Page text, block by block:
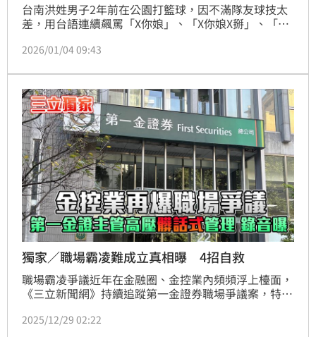
台南洪姓男子2年前在公園打籃球，因不滿隊友球技太
差，用台語連續飆罵「X你娘」、「X你娘X掰」、「你
訴，不過法官認為，雖言論本身有輕蔑、不屑之意，也
名譽人格，旁人也未必認同，審理後，認未構成公然侮
辱罪，審理後，諭知無罪，可上訴。
2026/01/04 09:43
獨家／職場霸凌難成立真相曝 4招自救
職場霸凌爭議近年在金融圈、金控業內頻頻浮上檯面，
《三立新聞網》持續追蹤第一金證券職場爭議案，特別
定職場霸凌，真的不容易」，也揭露基層勞工在現行法
2025/12/29 02:22